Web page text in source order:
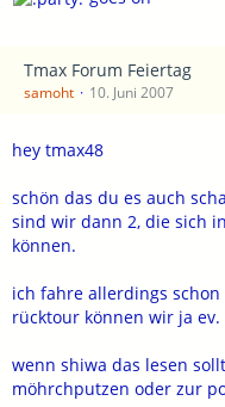
Tmax Forum Feiertag
samoht 10. Juni 2007
hey tmax48
schön das du es auch
sind wir dann 2, die sich
können.
ich fahre allerdings
rücktour können wir ja
wenn shiwa das lesen
möhrchputzen oder zur